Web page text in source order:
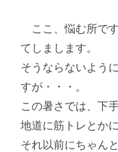
ここ、悩む所で
てしまします。
そうならないよう
すが・・・。
この暑さでは、下
地道に筋トレとか
それ以前にちゃん